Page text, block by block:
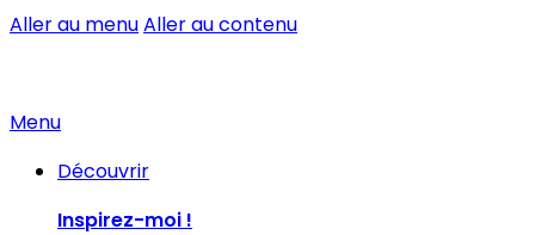
Aller au menuAller au contenu
Menu
Découvrir
Inspirez-moi !